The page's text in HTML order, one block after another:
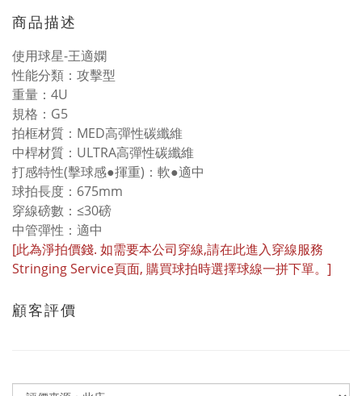
商品描述
使用球星-王適嫻
性能分類：攻擊型
重量：4U
規格：G5
拍框材質：MED高彈性碳纖維
中桿材質：ULTRA高彈性碳纖維
打感特性(擊球感●揮重)：軟●適中
球拍長度：675mm
穿線磅數：≤30磅
中管彈性：適中
[此為淨拍價錢. 如需要本公司穿線,請在此進入穿線服務
Stringing Service頁面, 購買球拍時選擇球線一拼下單。]
顧客評價